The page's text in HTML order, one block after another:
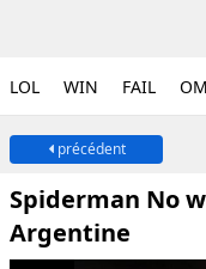
LOL WIN FAIL
précédent
Spiderman No
Argentine